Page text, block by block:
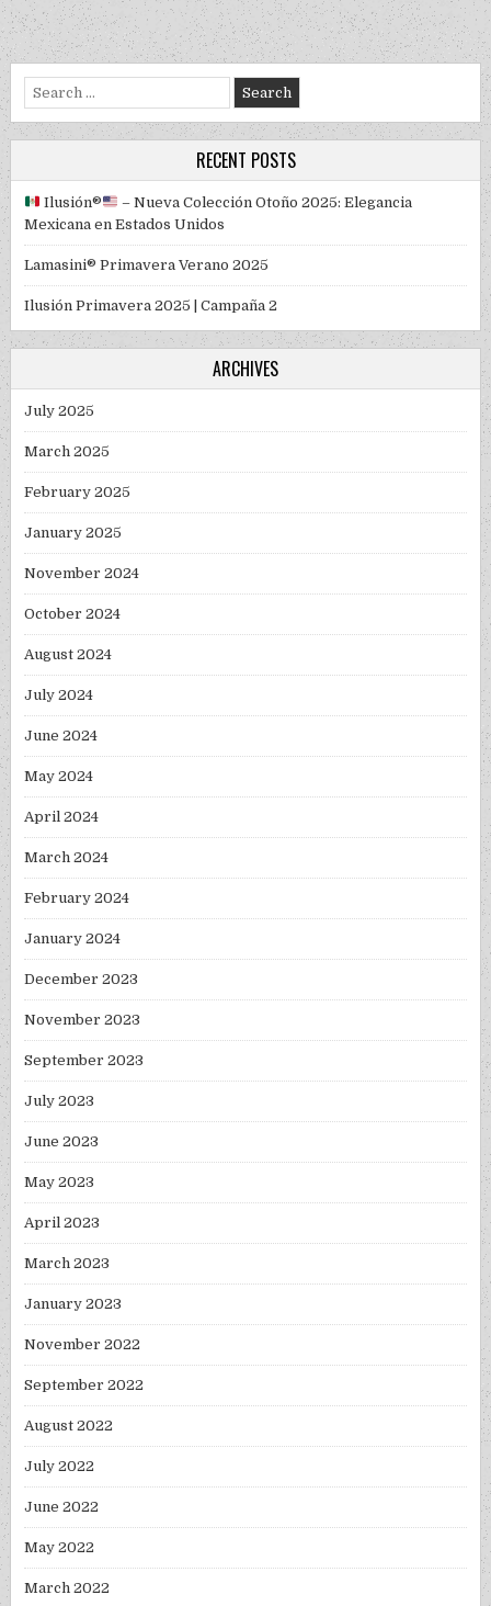
Search for:
RECENT POSTS
Ilusión®️
– Nueva Colección Otoño 2025: Elegancia
Mexicana en Estados Unidos
Lamasini® Primavera Verano 2025
Ilusión Primavera 2025 | Campaña 2
ARCHIVES
July 2025
March 2025
February 2025
January 2025
November 2024
October 2024
August 2024
July 2024
June 2024
May 2024
April 2024
March 2024
February 2024
January 2024
December 2023
November 2023
September 2023
July 2023
June 2023
May 2023
April 2023
March 2023
January 2023
November 2022
September 2022
August 2022
July 2022
June 2022
May 2022
March 2022